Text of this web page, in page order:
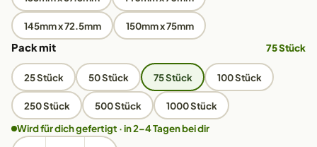
145mm x 72.5mm 150mm x 75mm
Pack mit 75 Stück
25 Stück 50 Stück 75 Stück 100 Stück
250 Stück 500 Stück
1000 Stück
Wird für dich gefertigt · in 2–4 Tagen bei dir